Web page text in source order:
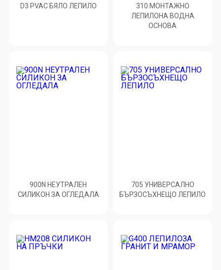
D3 PVAC БЯЛО ЛЕПИЛО
310 МОНТАЖНО
ЛЕПИЛОНА ВОДНА
ОСНОВА
900N НЕУТРАЛЕН
СИЛИКОН ЗА ОГЛЕДАЛА
705 УНИВЕРСАЛНО
БЪРЗОСЪХНЕЩО ЛЕПИЛО